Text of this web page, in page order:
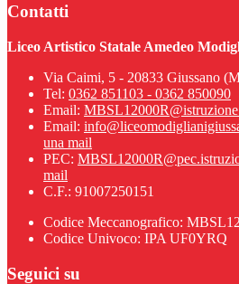
Contatti
Liceo Artistico Statale Amedeo
Via Caimi, 5 - 20833 Giussano
Tel: 0362 851103 - 0362 850090
Email:
Email:
una mail
PEC:
mail
C.F.: 91007250151
Codice Meccanografico:
Codice Univoco: IPA UF0YRQ
Seguici su